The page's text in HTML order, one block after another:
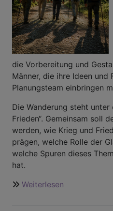
die Vorbereitung und
Männer, die ihre Ideen und
Planungsteam einbringen
Die Wanderung steht unter
Frieden“. Gemeinsam soll
werden, wie Krieg und
prägen, welche Rolle der
welche Spuren dieses
hat.
Weiterlesen